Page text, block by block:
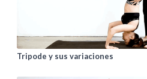
Tripode y sus variaciones